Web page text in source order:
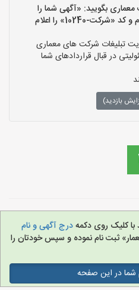
بگویید: «آگهی شما را
در سایت «هزار معمار» دیده ام و کد «شرکت-10240» را اعلام
تبلیغات شرکت های معماری
در قبال قراردادهای شما
بازدید)
کلیک روی دکمهدرج آگهی و نام
ثبت نام نموده و سپس خودتان را
شما در این صفحه